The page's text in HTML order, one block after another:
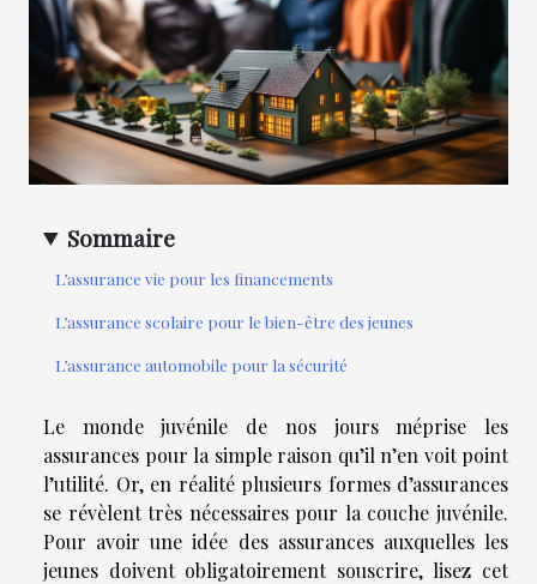
Sommaire
L’assurance vie pour les financements
L’assurance scolaire pour le bien-être des jeunes
L’assurance automobile pour la sécurité
Le monde juvénile de nos jours méprise les
assurances pour la simple raison qu’il n’en voit point
l’utilité. Or, en réalité plusieurs formes d’assurances
se révèlent très nécessaires pour la couche juvénile.
Pour avoir une idée des assurances auxquelles les
jeunes doivent obligatoirement souscrire, lisez cet